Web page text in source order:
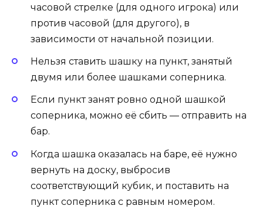
часовой стрелке (для одного игрока) или
против часовой (для другого), в
зависимости от начальной позиции.
Нельзя ставить шашку на пункт, занятый
двумя или более шашками соперника.
Если пункт занят ровно одной шашкой
соперника, можно её сбить — отправить на
бар.
Когда шашка оказалась на баре, её нужно
вернуть на доску, выбросив
соответствующий кубик, и поставить на
пункт соперника с равным номером.